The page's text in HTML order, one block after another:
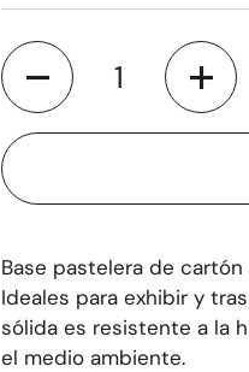
Cantidad
Base pastelera de
Ideales para exhibir y
sólida es resistente a la
el medio ambiente.